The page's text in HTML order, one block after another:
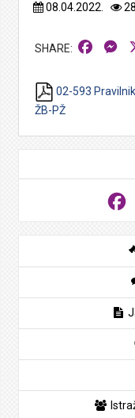
08.04.2022.
02-593
ŽB-PŽ